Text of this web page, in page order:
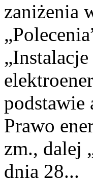
zaniżenia
podstawie
Prawo
zm., dalej
dnia 28...